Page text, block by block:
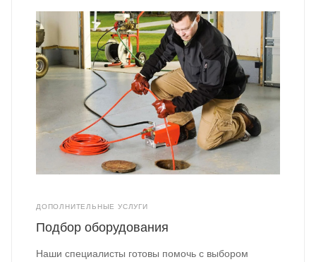
ДОПОЛНИТЕЛЬНЫЕ УСЛУГИ
Подбор оборудования
Наши специалисты готовы помочь с выбором